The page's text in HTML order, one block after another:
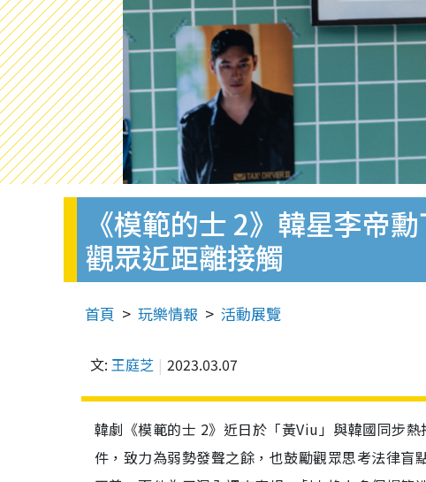
《模範的士 2》韓星李帝
觀眾近距離接觸
首頁 玩樂情報 活動展覽
文: 王庭芝 2023.03.07
韓劇《模範的士 2》近日於「黃Viu」與韓國同步
件，致力為弱勢發聲之餘，也鼓勵觀眾思考法律